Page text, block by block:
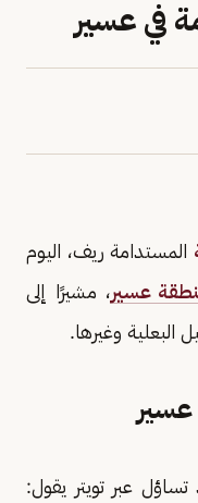
في عسير
المستدامة ريف، اليوم
عسير، مشيرًا إلى
البعلية وغيرها.
عبر تويتر يقول: